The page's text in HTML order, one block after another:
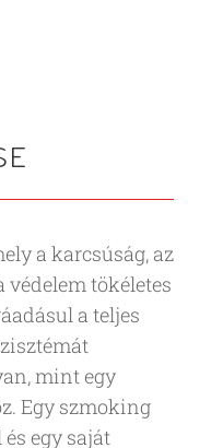
a karcsúság, az
tökéletes
a teljes
mint egy
Egy szmoking
egy saját